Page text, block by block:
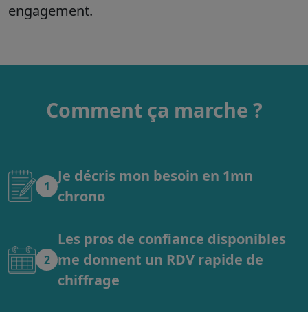
engagement.
Comment ça marche ?
1
Je décris mon besoin en 1mn
chrono
2
Les pros de confiance disponibles
me donnent un RDV rapide de
chiffrage